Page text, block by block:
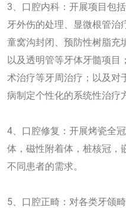
3、口腔内科：开展项目包
牙外伤的处理、显微根管治
童窝沟封闭、预防性树脂充
以及透明管等牙体牙髓项目
术治疗等牙周治疗；以及对
病制定个性化的系统性治疗
4、口腔修复：开展烤瓷全
体，磁性附着体，桩核冠，
不同患者的需求。
5、口腔正畸：对各类牙颌